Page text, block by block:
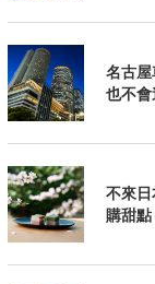
名古
也不會
不來
購甜